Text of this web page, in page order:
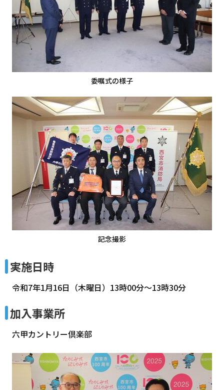
委嘱式の様子
記念撮影
実施日時
令和7年1月16日（木曜日）13時00分～13時30分
加入事業所
六甲カントリー倶楽部